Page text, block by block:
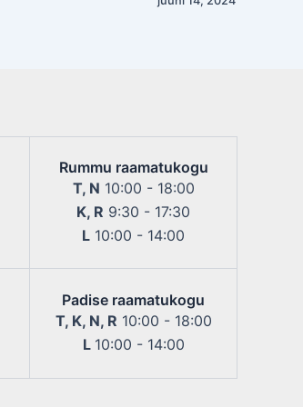
Rummu raamatukogu
T, N 10:00 - 18:00
K, R 9:30 - 17:30
L 10:00 - 14:00
Padise raamatukogu
T, K, N, R 10:00 - 18:00
L 10:00 - 14:00